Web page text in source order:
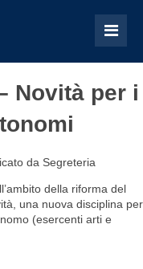
Novità per i
da Segreteria
della riforma del
una nuova disciplina per
(esercenti arti e